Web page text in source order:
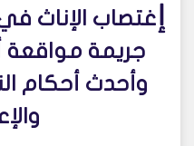
إغتصاب الإناث
جريمة مواقعة
وأحدث أحكام